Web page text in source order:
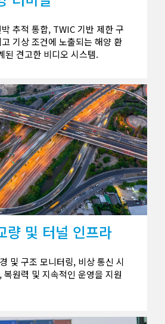
추적 통합, TWIC 기반 제한 구
기상 조건에 노출되는 해양 환
된 견고한 비디오 시스템.
량 및 터널 인프라
및 구조 모니터링, 비상 통신 시
원력 및 지속적인 운영을 지원